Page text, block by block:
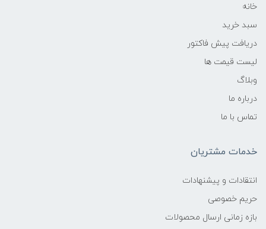
خانه
سبد خرید
دریافت پیش فاکتور
لیست قیمت ها
وبلاگ
درباره ما
تماس با ما
خدمات مشتریان
انتقادات و پیشنهادات
حریم خصوصی
بازه زمانی ارسال محصولات